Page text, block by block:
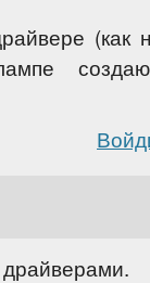
(как